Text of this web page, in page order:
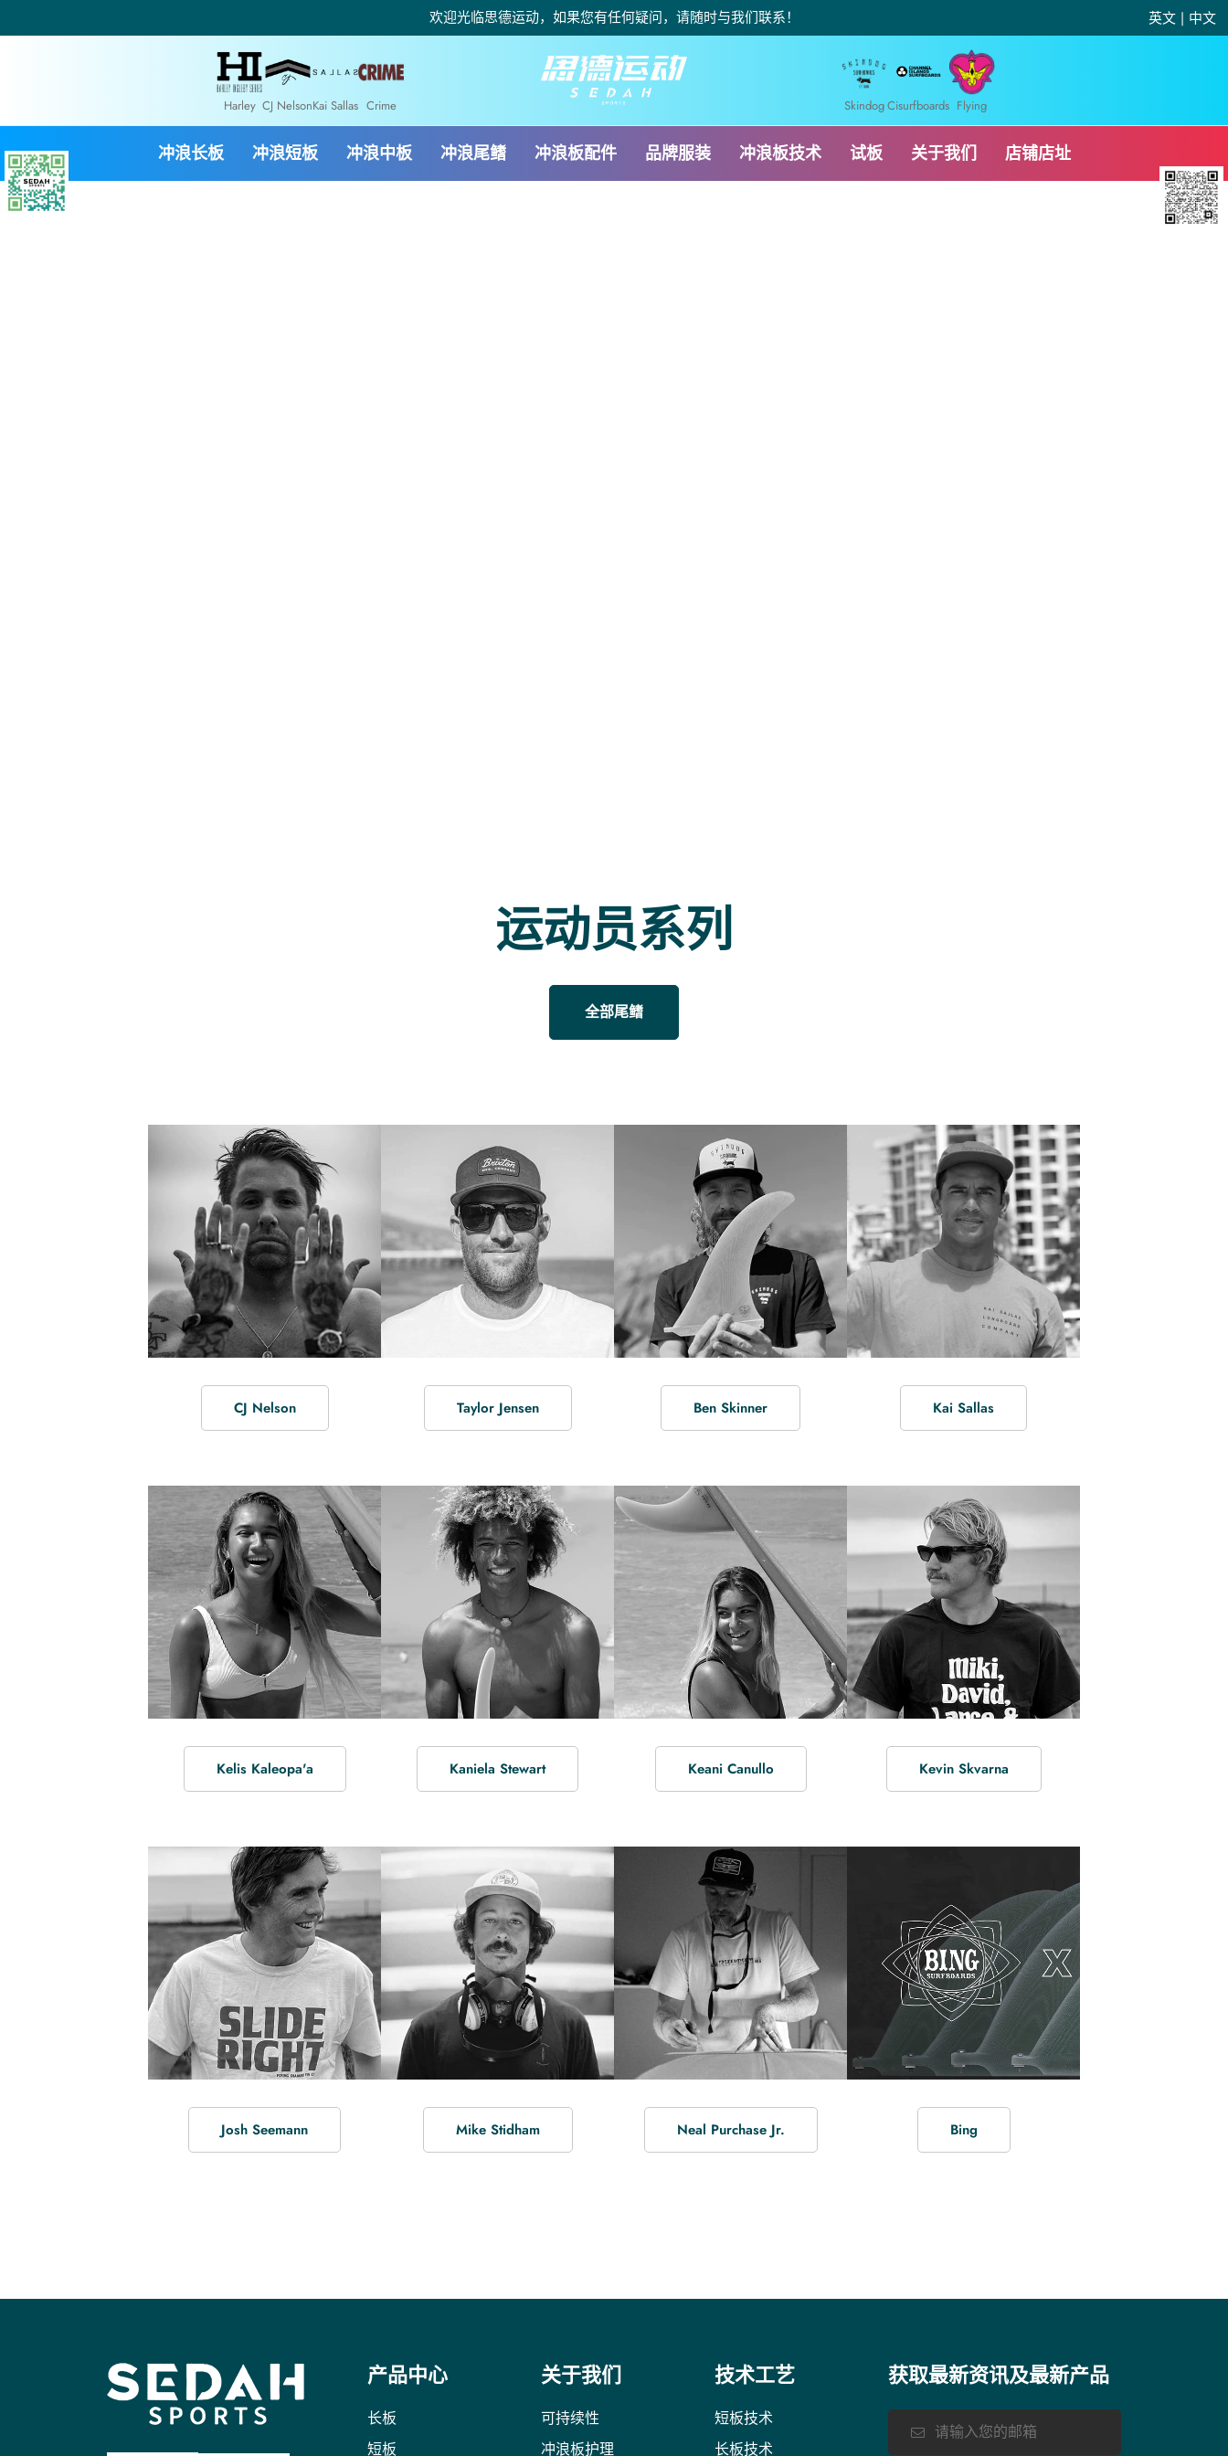
欢迎光临思德运动，如果您有任何疑问，请随时与我们联系！ 英文| 中文
Harley CJ NelsonKai Sallas Crime SkindogCisurfboards Flying
冲浪长板 冲浪短板 冲浪中板 冲浪尾鳍 冲浪板配件 品牌服装 冲浪板技术 试板 关于我们 店铺店址
运动员系列
全部尾鳍
CJ Nelson Taylor Jensen Ben Skinner Kai Sallas
Kelis Kaleopa'a Kaniela Stewart Keani Canullo Kevin Skvarna
Josh Seemann Mike Stidham Neal Purchase Jr. Bing
获取最新资讯及最新产品
产品中心
长板
短板
关于我们
可持续性
冲浪板护理
技术工艺
短板技术
长板技术